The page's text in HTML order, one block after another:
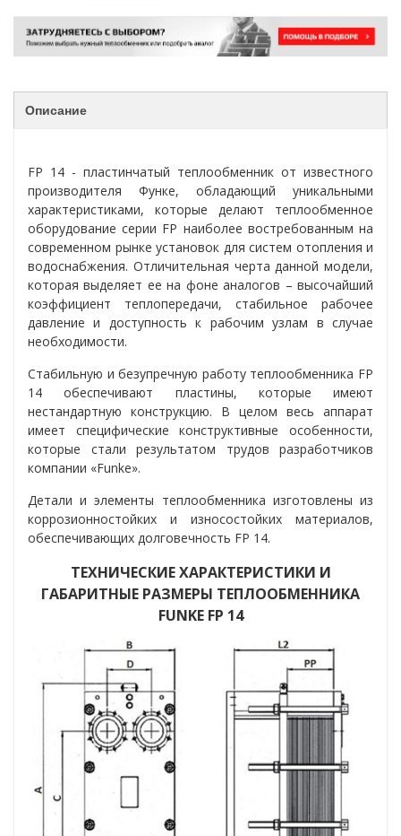
Описание
FP 14 - пластинчатый теплообменник от известного
производителя Функе, обладающий уникальными
характеристиками, которые делают теплообменное
оборудование серии FP наиболее востребованным на
современном рынке установок для систем отопления и
водоснабжения. Отличительная черта данной модели,
которая выделяет ее на фоне аналогов – высочайший
коэффициент теплопередачи, стабильное рабочее
давление и доступность к рабочим узлам в случае
необходимости.
Стабильную и безупречную работу теплообменника FP
14 обеспечивают пластины, которые имеют
нестандартную конструкцию. В целом весь аппарат
имеет специфические конструктивные особенности,
которые стали результатом трудов разработчиков
компании «Funke».
Детали и элементы теплообменника изготовлены из
коррозионностойких и износостойких материалов,
обеспечивающих долговечность FP 14.
ТЕХНИЧЕСКИЕ ХАРАКТЕРИСТИКИ И
ГАБАРИТНЫЕ РАЗМЕРЫ ТЕПЛООБМЕННИКА
FUNKE FP 14